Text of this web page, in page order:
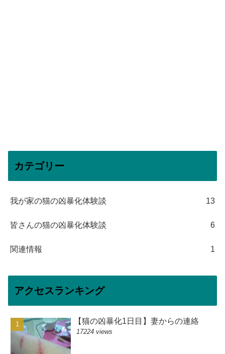
カテゴリー
我が家の猫の凶暴化体験談 13
皆さんの猫の凶暴化体験談 6
関連情報 1
アクセスランキング
【猫の凶暴化1日目】妻からの連絡
17224 views